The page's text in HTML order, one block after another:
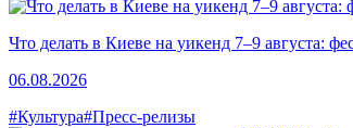
Что делать в Киеве на уикенд 7–9 августа:
06.08.2026
#Культура#Пресс-релизы